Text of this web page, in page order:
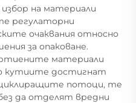
избор на материали
регулаторни
очаквания относно
за опаковане.
материали
кутиите достигнат
потоци, те
да отделят вредни